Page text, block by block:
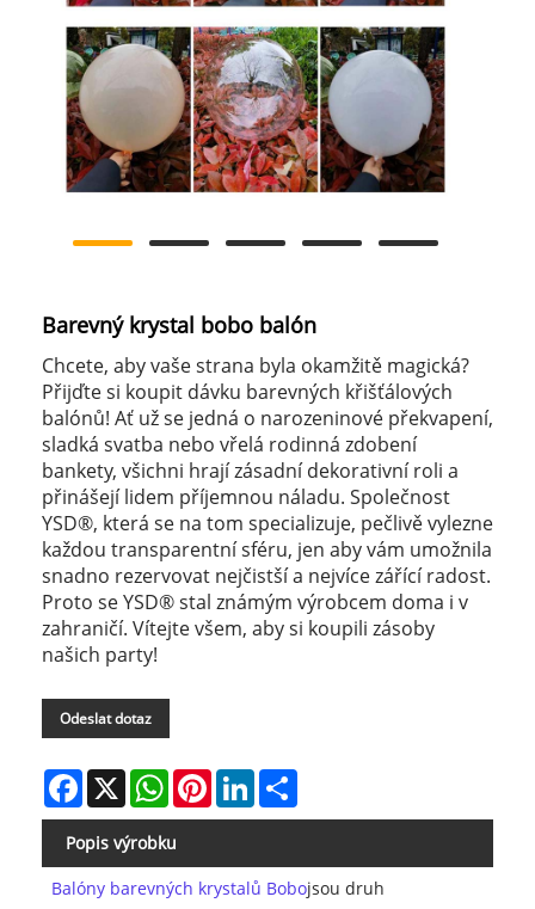
Barevný krystal bobo balón
Chcete, aby vaše strana byla okamžitě magická?
Přijďte si koupit dávku barevných křišťálových
balónů! Ať už se jedná o narozeninové překvapení,
sladká svatba nebo vřelá rodinná zdobení
bankety, všichni hrají zásadní dekorativní roli a
přinášejí lidem příjemnou náladu. Společnost
YSD®, která se na tom specializuje, pečlivě vylezne
každou transparentní sféru, jen aby vám umožnila
snadno rezervovat nejčistší a nejvíce zářící radost.
Proto se YSD® stal známým výrobcem doma i v
zahraničí. Vítejte všem, aby si koupili zásoby
našich party!
Odeslat dotaz
Facebook
X WhatsAppPinterestLinkedIn
Popis výrobku
Balóny barevných krystalů Bobojsou druh